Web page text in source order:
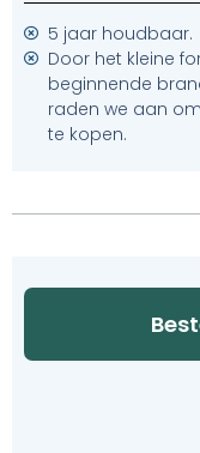
5 jaar houdbaar.
Door het kleine
beginnende
raden we aan
te kopen.